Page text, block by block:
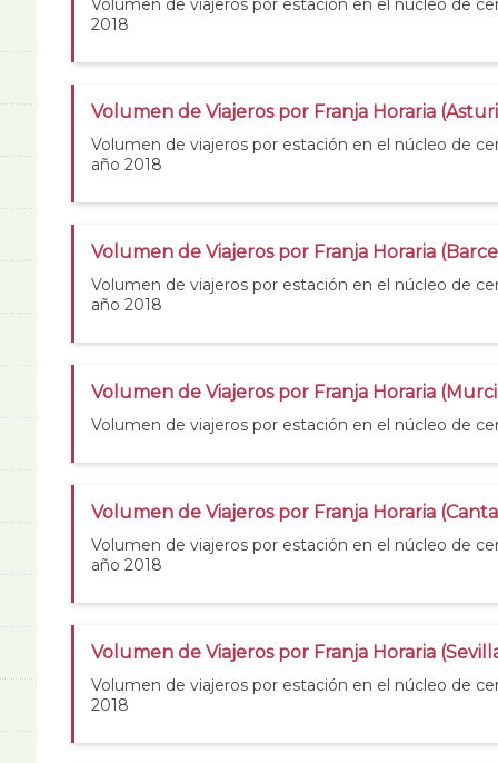
Volumen de viajeros por estación en el núcleo de
2018
Volumen de Viajeros por Franja Horaria
Volumen de viajeros por estación en el núcleo de
año 2018
Volumen de Viajeros por Franja Horaria
Volumen de viajeros por estación en el núcleo de
año 2018
Volumen de Viajeros por Franja Horaria
Volumen de viajeros por estación en el núcleo de
Volumen de Viajeros por Franja Horaria
Volumen de viajeros por estación en el núcleo de
año 2018
Volumen de Viajeros por Franja Horaria
Volumen de viajeros por estación en el núcleo de
2018